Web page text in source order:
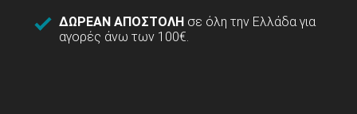
ΔΩΡΕΑΝ ΑΠΟΣΤΟΛΗ σε όλη την Ελλάδα για
αγορές άνω των 100€.